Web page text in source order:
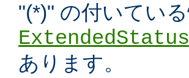
"(*)" の付いてい
ExtendedStatus
あります。